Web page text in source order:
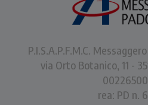
P.I.S.A.P.F.M.C.
via Orto Botanico, 11 -
rea: PD n.